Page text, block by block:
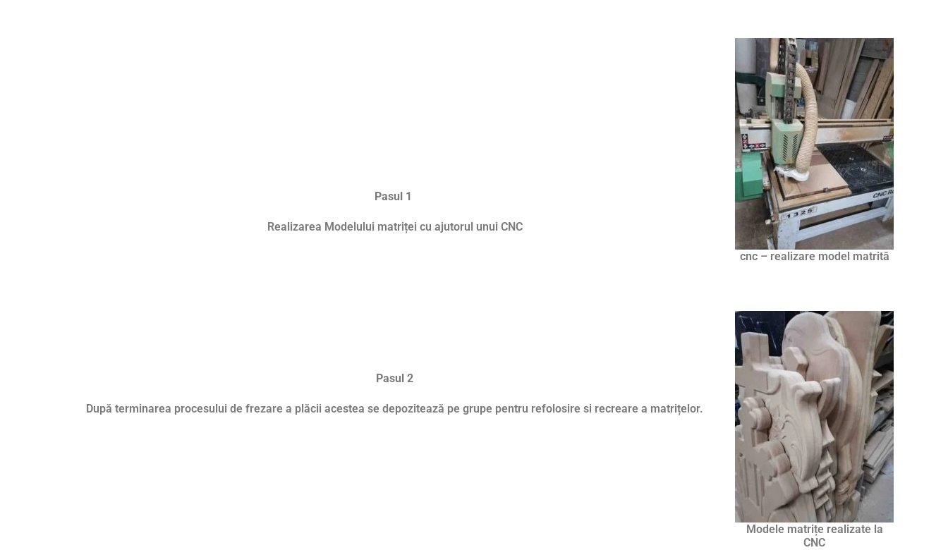
cnc – realizare model matrită
Pasul 1
Realizarea Modelului matriței cu ajutorul unui CNC
Modele matrițe realizate la
CNC
Pasul 2
După terminarea procesului de frezare a plăcii acestea se depozitează pe grupe pentru refolosire si recreare a matrițelor.